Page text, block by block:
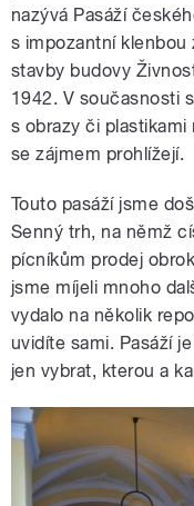
nazývá Pasáží
s impozantní klenbou
stavby budovy
1942. V současnosti
s obrazy či
se zájmem prohlížejí.
Touto pasáží jsme
Senný trh, na němž
pícníkům prodej
jsme míjeli mnoho
vydalo na několik
uvidíte sami. Pasáží
jen vybrat, kterou a